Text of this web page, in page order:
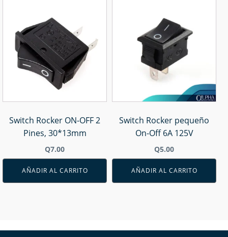
Switch Rocker ON-OFF 2
Pines, 30*13mm
Q7.00
AÑADIR AL CARRITO
Switch Rocker pequeño
On-Off 6A 125V
Q5.00
AÑADIR AL CARRITO